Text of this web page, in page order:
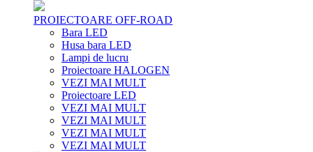
PROIECTOARE OFF-ROAD
Bara LED
Husa bara LED
Lampi de lucru
Proiectoare HALOGEN
VEZI MAI MULT
Proiectoare LED
VEZI MAI MULT
VEZI MAI MULT
VEZI MAI MULT
VEZI MAI MULT